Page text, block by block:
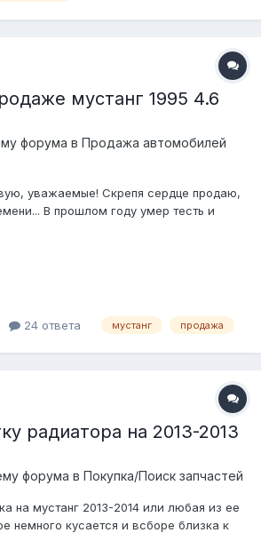
мустанг 1995 4.6
форума в Продажа автомобилей
уважаемые! Скрепя сердце продаю,
В прошлом году умер тесть и
Набережные Челны Хочу 350,
https://www.avit...
24 ответа мустанг продажа
радиатора на 2013-2013
форума в Покупка/Поиск запчастей
на мустанг 2013-2014 или любая из ее
немного кусается и всборе близка к